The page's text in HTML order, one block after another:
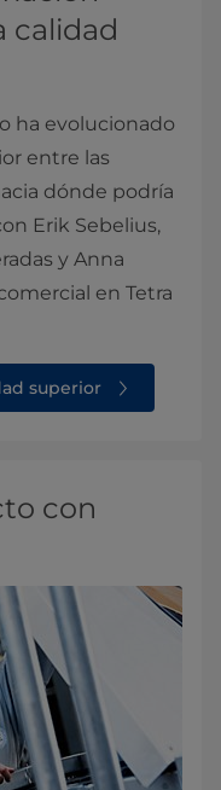
calidad
ha evolucionado
entre las
dónde podría
Erik Sebelius,
y Anna
en Tetra
superior
con